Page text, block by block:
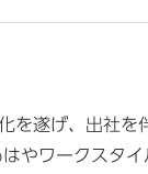
を遂げ、出社を
やワークスタ